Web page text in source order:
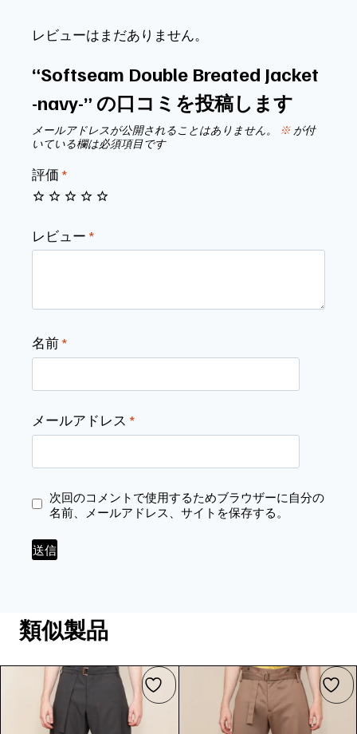
レビューはまだありません。
“Softseam Double Breated Jacket
-navy-” の口コミを投稿します
メールアドレスが公開されることはありません。 ※ が付
いている欄は必須項目です
評価 *
レビュー *
名前*
メールアドレス *
次回のコメントで使用するためブラウザーに自分の
名前、メールアドレス、サイトを保存する。
類似製品